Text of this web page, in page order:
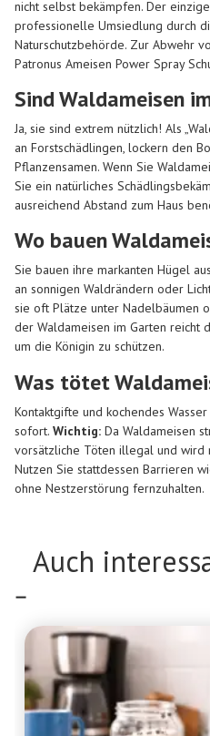
nicht selbst bekämpfen. Der
professionelle Umsiedlung durch
Naturschutzbehörde. Zur Abwehr
Patronus Ameisen Power Spray
Sind Waldameisen
Ja, sie sind extrem nützlich! Als
an Forstschädlingen, lockern den
Pflanzensamen. Wenn Sie
Sie ein natürliches
ausreichend Abstand zum Haus
Wo bauen
Sie bauen ihre markanten Hügel
an sonnigen Waldrändern oder
sie oft Plätze unter Nadelbäumen
der Waldameisen im Garten reicht
um die Königin zu schützen.
Was tötet
Kontaktgifte und kochendes
sofort. Wichtig: Da Waldameisen
vorsätzliche Töten illegal und
Nutzen Sie stattdessen Barrieren
ohne Nestzerstörung fernzuhalten.
Auch